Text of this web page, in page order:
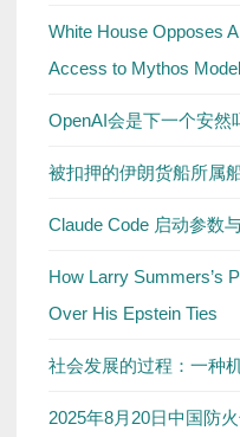
White House Opposes
Access to Mythos Model
OpenAI会是下一个安然
被扣押的伊朗货船所属
Claude Code 启动参数
How Larry Summers’s
Over His Epstein Ties
社会发展的过程：一种
2025年8月20日中国防